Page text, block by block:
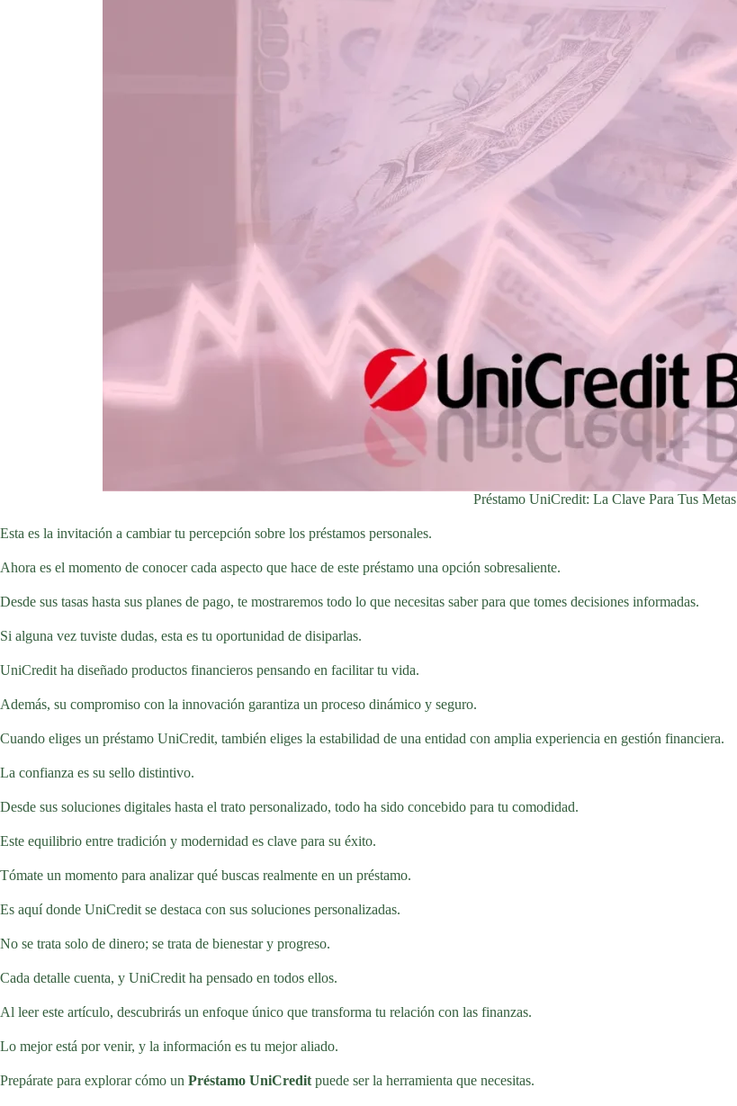
Préstamo UniCredit: La Clave Para Tus Metas
Esta es la invitación a cambiar tu percepción sobre los préstamos personales.
Ahora es el momento de conocer cada aspecto que hace de este préstamo una opción sobresaliente.
Desde sus tasas hasta sus planes de pago, te mostraremos todo lo que necesitas saber para que tomes decisiones informadas.
Si alguna vez tuviste dudas, esta es tu oportunidad de disiparlas.
UniCredit ha diseñado productos financieros pensando en facilitar tu vida.
Además, su compromiso con la innovación garantiza un proceso dinámico y seguro.
Cuando eliges un préstamo UniCredit, también eliges la estabilidad de una entidad con amplia experiencia en gestión financiera.
La confianza es su sello distintivo.
Desde sus soluciones digitales hasta el trato personalizado, todo ha sido concebido para tu comodidad.
Este equilibrio entre tradición y modernidad es clave para su éxito.
Tómate un momento para analizar qué buscas realmente en un préstamo.
Es aquí donde UniCredit se destaca con sus soluciones personalizadas.
No se trata solo de dinero; se trata de bienestar y progreso.
Cada detalle cuenta, y UniCredit ha pensado en todos ellos.
Al leer este artículo, descubrirás un enfoque único que transforma tu relación con las finanzas.
Lo mejor está por venir, y la información es tu mejor aliado.
Prepárate para explorar cómo un Préstamo UniCredit puede ser la herramienta que necesitas.